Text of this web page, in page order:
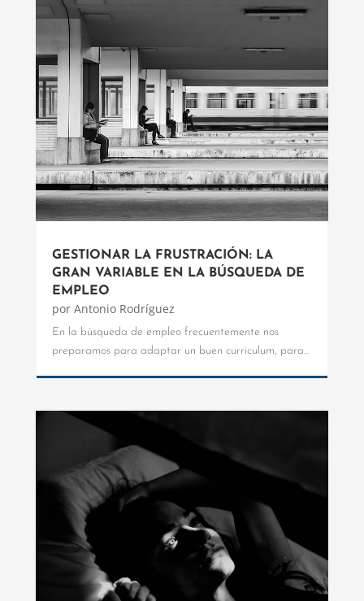
GESTIONAR LA FRUSTRACIÓN: LA
GRAN VARIABLE EN LA BÚSQUEDA DE
EMPLEO
por Antonio Rodríguez
En la búsqueda de empleo frecuentemente nos
preparamos para adaptar un buen curriculum, para...